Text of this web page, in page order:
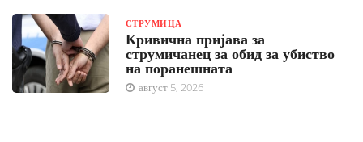
СТРУМИЦА
Кривична пријава за
струмичанец за обид за убиство
на поранешната
август 5, 2026